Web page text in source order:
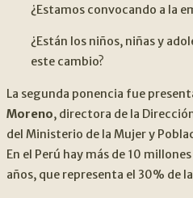
¿Estamos convocando a la
¿Están los niños, niñas y
este cambio?
La segunda ponencia fue
Moreno, directora de la
del Ministerio de la Mujer y
En el Perú hay más de 10
años, que representa el 30% de